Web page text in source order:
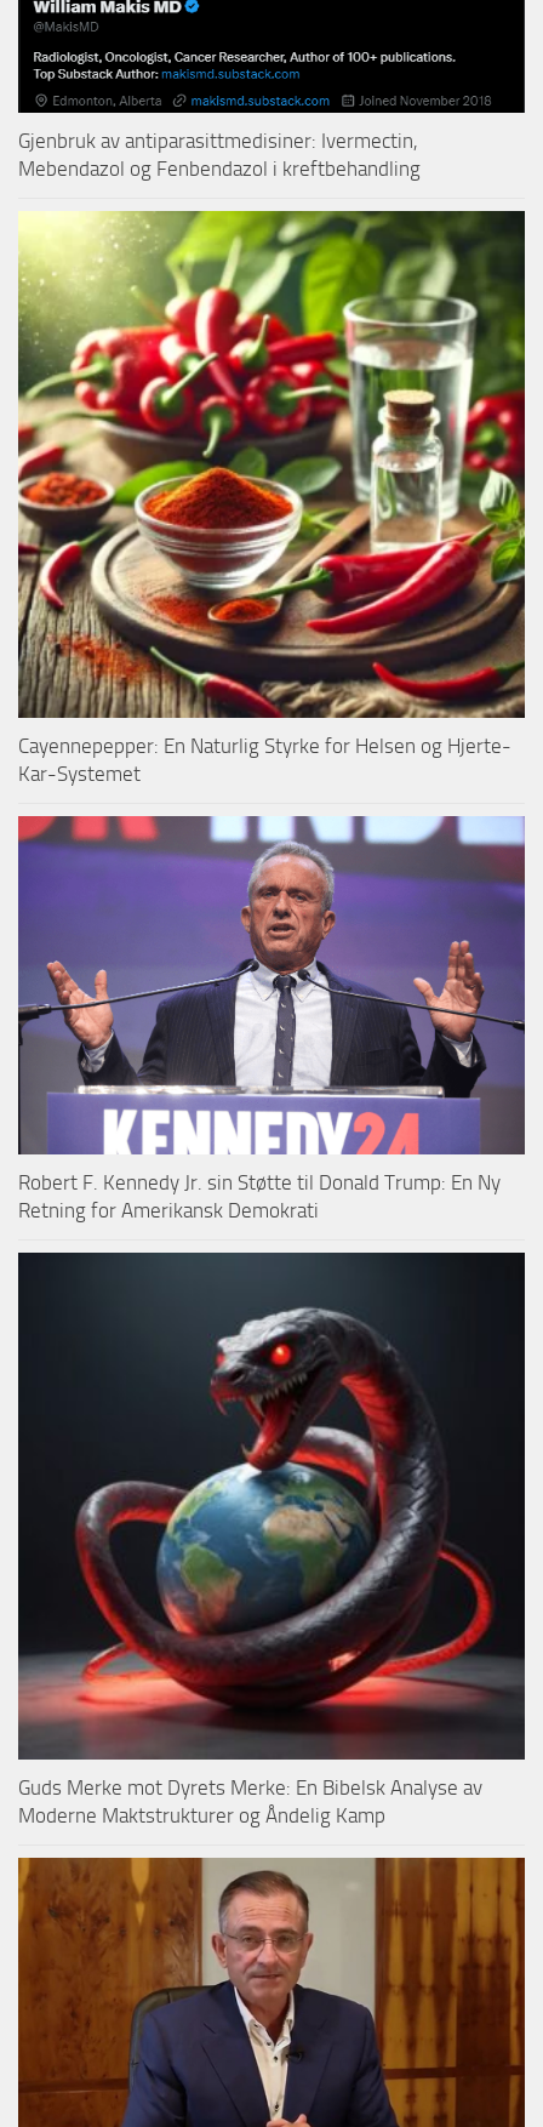
Gjenbruk av antiparasittmedisiner: Ivermectin,
Mebendazol og Fenbendazol i kreftbehandling
Cayennepepper: En Naturlig Styrke for Helsen og Hjerte-
Kar-Systemet
Robert F. Kennedy Jr. sin Støtte til Donald Trump: En Ny
Retning for Amerikansk Demokrati
Guds Merke mot Dyrets Merke: En Bibelsk Analyse av
Moderne Maktstrukturer og Åndelig Kamp